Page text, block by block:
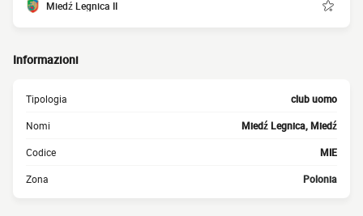
Miedź Legnica II
Informazioni
Tipologia club uomo
Nomi Miedź Legnica, Miedź
Codice MIE
Zona Polonia